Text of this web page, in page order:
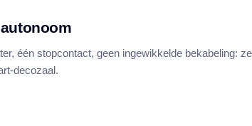
één stopcontact, geen ingewikkelde bekabeling:
decozaal.